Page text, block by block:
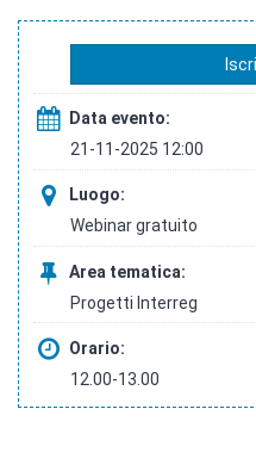
Data evento:
21-11-2025 12:00
Luogo:
Webinar gratuito
Area tematica:
Progetti Interreg
Orario:
12.00-13.00